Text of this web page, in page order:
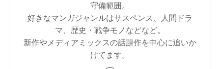
守備範囲。
好きなマンガジャンルはサスペンス、人間ドラ
マ、歴史・戦争モノなどなど。
新作やメディアミックスの話題作を中心に追いか
けてます。